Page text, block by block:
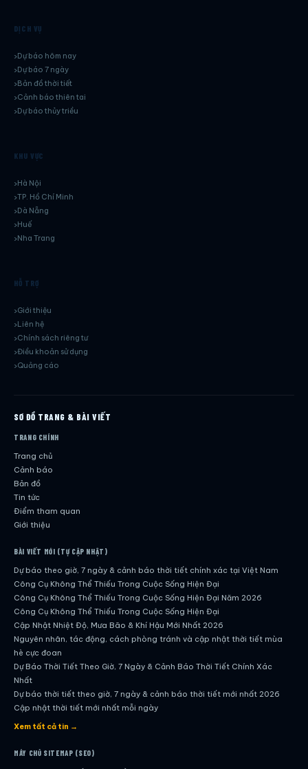
DỊCH VỤ
Dự báo hôm nay
Dự báo 7 ngày
Bản đồ thời tiết
Cảnh báo thiên tai
Dự báo thủy triều
KHU VỰC
Hà Nội
TP. Hồ Chí Minh
Dà Nẵng
Huế
Nha Trang
HỖ TRỢ
Giới thiệu
Liên hệ
Chính sách riêng tư
Điều khoản sử dụng
Quảng cáo
SƠ ĐỒ TRANG & BÀI VIẾT
TRANG CHÍNH
Trang chủ
Cảnh báo
Bản đồ
Tin tức
Điểm tham quan
Giới thiệu
BÀI VIẾT MỚI (TỰ CẬP NHẬT)
Dự báo theo giờ, 7 ngày & cảnh báo thời tiết chính xác tại Việt Nam
Công Cụ Không Thể Thiếu Trong Cuộc Sống Hiện Đại
Công Cụ Không Thể Thiếu Trong Cuộc Sống Hiện Đại Năm 2026
Công Cụ Không Thể Thiếu Trong Cuộc Sống Hiện Đại
Cập Nhật Nhiệt Độ, Mưa Bão & Khí Hậu Mới Nhất 2026
Nguyên nhân, tác động, cách phòng tránh và cập nhật thời tiết mùa
hè cực đoan
Dự Báo Thời Tiết Theo Giờ, 7 Ngày & Cảnh Báo Thời Tiết Chính Xác
Nhất
Dự báo thời tiết theo giờ, 7 ngày & cảnh báo thời tiết mới nhất 2026
Cập nhật thời tiết mới nhất mỗi ngày
Hướng dẫn đầy đủ về dự báo thời tiết hiện đại
Dự Báo Thời Tiết Theo Giờ, 7 Ngày & Cảnh Báo Thời Tiết Chính Xác
Xem tất cả tin →
MÁY CHỦ SITEMAP (SEO)